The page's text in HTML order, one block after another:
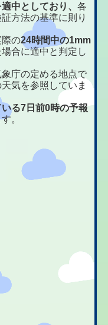
中としており、各
方法の基準に則り
の24時間中の1mm
合に適中と判定し
庁の定める地点で
天気を参照していま
る7日前0時の予報
。